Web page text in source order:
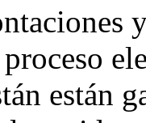
proceso
están